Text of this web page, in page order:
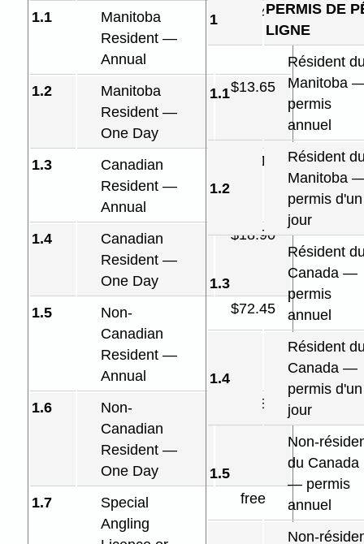
1.1
Manitoba
Resident —
Annual
$29.40
1.2
Manitoba
Resident —
One Day
$13.65
1.3
Canadian
Resident —
Annual
$45.15
1.4
Canadian
Resident —
One Day
$18.90
1.5
Non-
Canadian
Resident —
Annual
$72.45
1.6
Non-
Canadian
Resident —
One Day
$27.30
1.7
Special
Angling
free
1
PERMIS DE
LIGNE
1.1
Résident
Manitoba
permis
annuel
1.2
Résident
Manitoba
permis d'un
jour
1.3
Résident
Canada —
permis
annuel
1.4
Résident
Canada —
permis d'un
jour
1.5
Non-
du Canada
— permis
annuel
Non-